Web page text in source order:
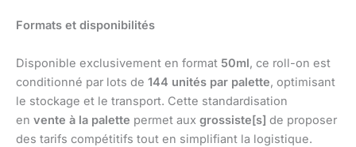
Formats et disponibilités
Disponible exclusivement en format 50ml, ce roll-on est
conditionné par lots de 144 unités par palette, optimisant
le stockage et le transport. Cette standardisation
en vente à la palette permet aux grossiste[s] de proposer
des tarifs compétitifs tout en simplifiant la logistique.